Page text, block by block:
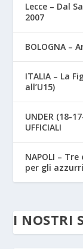
Lecce – Dal
2007
BOLOGNA –
ITALIA – La
all’U15)
UNDER (18-
UFFICIALI
NAPOLI –
per gli azzurri
I NOSTRI